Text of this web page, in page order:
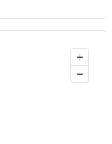
+
−